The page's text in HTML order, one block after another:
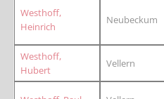
Westhoff,
Heinrich
Neubeckum
Westhoff,
Hubert
Vellern